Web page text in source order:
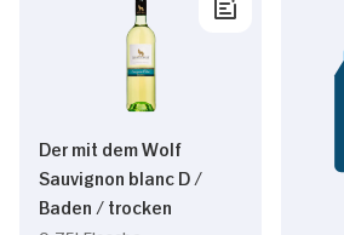
Der mit dem Wolf
Sauvignon blanc D /
Baden / trocken